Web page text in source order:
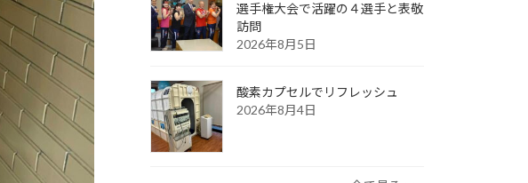
選手権大会で活躍の４選手と表敬
訪問
2026年8月5日
酸素カプセルでリフレッシュ
2026年8月4日